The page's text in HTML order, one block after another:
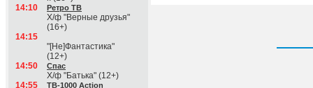
14:10
Ретро ТВ
Х/ф "Верные друзья"
(16+)
14:15
"[Не]Фантастика"
(12+)
14:50
Спас
Х/ф "Батька" (12+)
14:55
ТВ-1000 Action